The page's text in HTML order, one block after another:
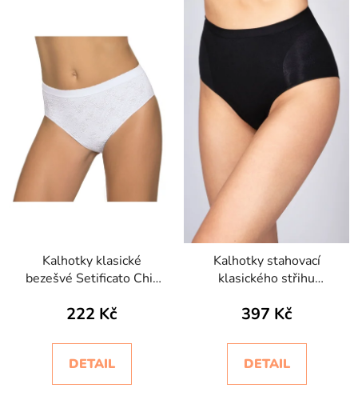
Kalhotky klasické
bezešvé Setificato Chic
222 Kč
DETAIL
Kalhotky stahovací
klasického střihu
397 Kč
DETAIL